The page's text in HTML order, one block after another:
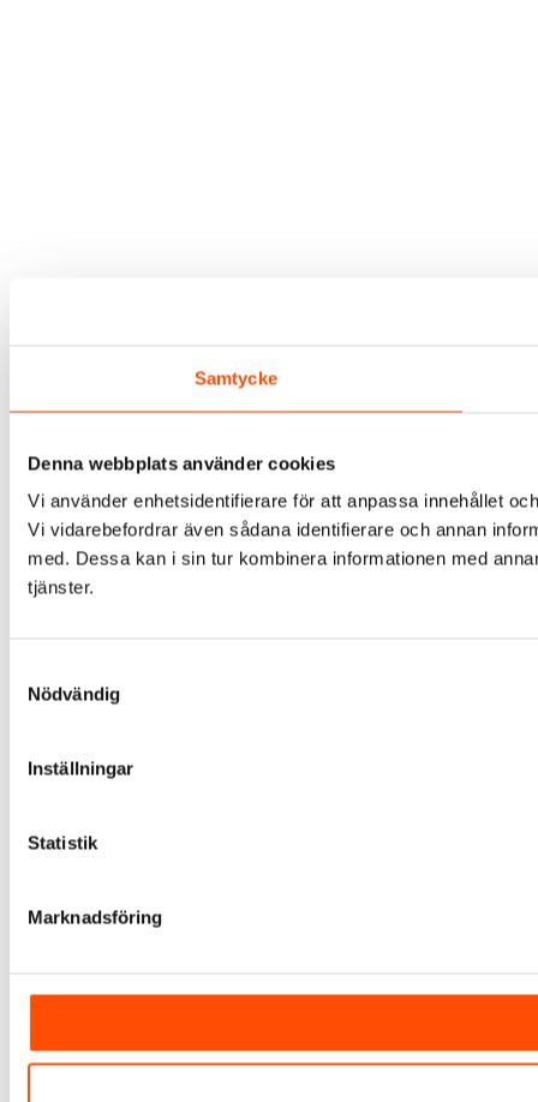
Samtycke
Denna webbplats använder cookies
Vi använder enhetsidentifierare för att anpassa innehållet
Vi vidarebefordrar även sådana identifierare och annan
med. Dessa kan i sin tur kombinera informationen med
tjänster.
Nödvändig
Inställningar
Statistik
Marknadsföring